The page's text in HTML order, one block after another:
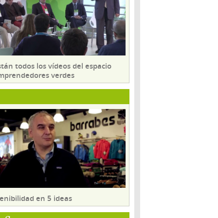
todos los vídeos del espacio
verdes
en 5 ideas